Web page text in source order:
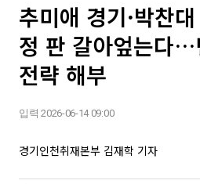
추미애 경기·박찬
정 판 갈아엎는다
전략 해부
입력 2026-06-14 09:00
경기인천취재본부 김재학 기자